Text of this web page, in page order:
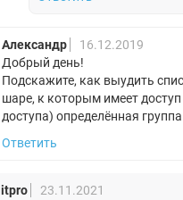
Александр
16.12.2019
Добрый день!
Подскажите, как выудить
шаре, к которым имеет
доступа) определённая
Ответить
itpro
23.11.2021